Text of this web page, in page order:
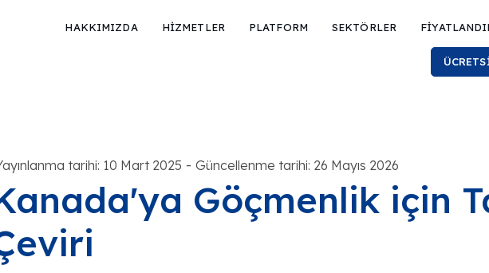
HAKKIMIZDA HİZMETLER PLATFORM SEKTÖRLER
tarihi: 10 Mart 2025 - Güncellenme tarihi: 26 Mayıs 2026
Göçmenlik için